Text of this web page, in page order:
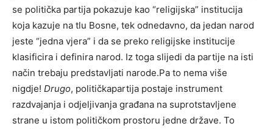
se politička partija pokazuje kao “religijska” institucija
koja kazuje na tlu Bosne, tek odnedavno, da jedan narod
jeste “jedna vjera” i da se preko religijske institucije
klasificira i definira narod. Iz toga slijedi da partije na isti
način trebaju predstavljati narode.Pa to nema više
nigdje! Drugo, političkapartija postaje instrument
razdvajanja i odjeljivanja građana na suprotstavljene
strane u istom političkom prostoru jedne države. To